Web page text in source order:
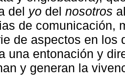
del yo del nosotros
de comunicación,
de aspectos en los
una entonación y
y generan la